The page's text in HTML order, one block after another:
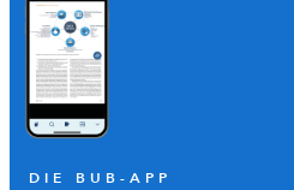
DIE BUB-APP